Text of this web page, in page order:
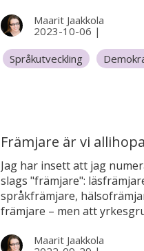
berättar i en videointervju
att skapa språkvänliga
Maarit Jaakkola
2023-10-06 |
Språkutveckling
Främjare är vi allihopa
Jag har insett att jag
slags "främjare":
språkfrämjare,
främjare – men att
pedagogisering utanför
Maarit Jaakkola